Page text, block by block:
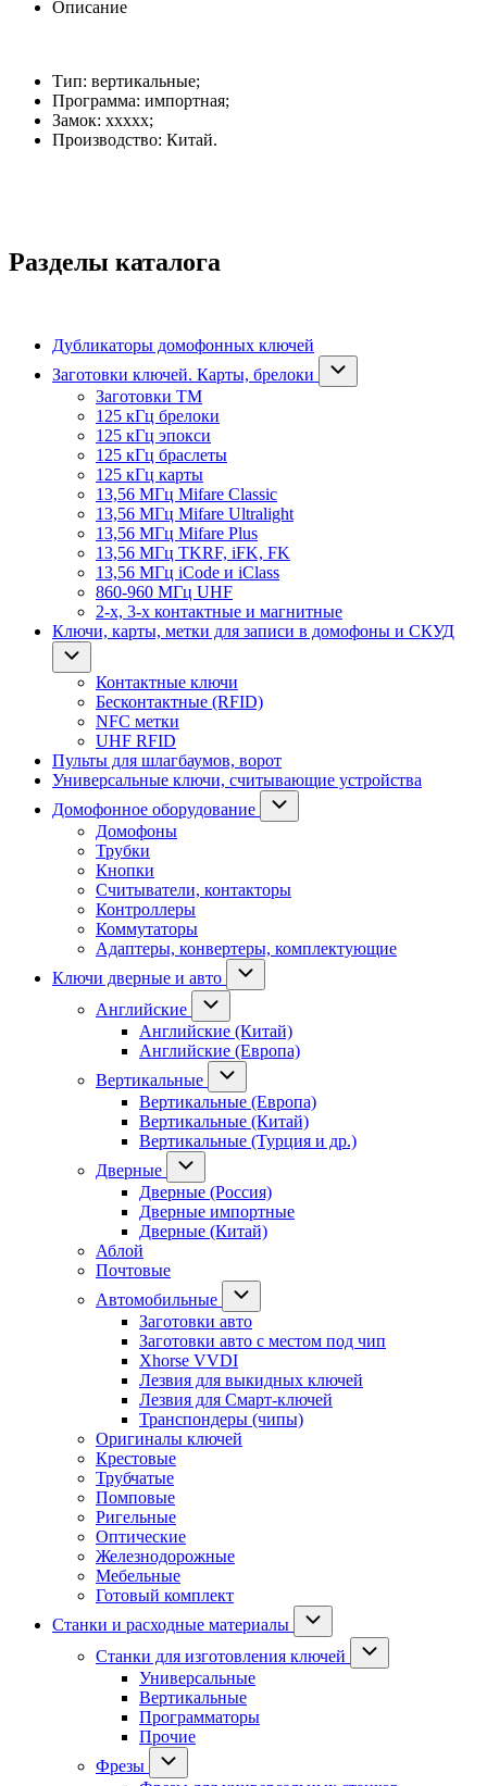
Описание
Тип: вертикальные;
Программа: импортная;
Замок: xxxxx;
Производство: Китай.
Разделы каталога
Дубликаторы домофонных ключей
Заготовки ключей. Карты, брелоки
Заготовки ТМ
125 кГц брелоки
125 кГц эпокси
125 кГц браслеты
125 кГц карты
13,56 МГц Mifare Classic
13,56 МГц Mifare Ultralight
13,56 МГц Mifare Plus
13,56 МГц TKRF, iFK, FK
13,56 МГц iCode и iClass
860-960 МГц UHF
2-х, 3-х контактные и магнитные
Ключи, карты, метки для записи в домофоны и СКУД
Контактные ключи
Бесконтактные (RFID)
NFC метки
UHF RFID
Пульты для шлагбаумов, ворот
Универсальные ключи, считывающие устройства
Домофонное оборудование
Домофоны
Трубки
Кнопки
Считыватели, контакторы
Контроллеры
Коммутаторы
Адаптеры, конвертеры, комплектующие
Ключи дверные и авто
Английские
Английские (Китай)
Английские (Европа)
Вертикальные
Вертикальные (Европа)
Вертикальные (Китай)
Вертикальные (Турция и др.)
Дверные
Дверные (Россия)
Дверные импортные
Дверные (Китай)
Аблой
Почтовые
Автомобильные
Заготовки авто
Заготовки авто с местом под чип
Xhorse VVDI
Лезвия для выкидных ключей
Лезвия для Смарт-ключей
Транспондеры (чипы)
Оригиналы ключей
Крестовые
Трубчатые
Помповые
Ригельные
Оптические
Железнодорожные
Мебельные
Готовый комплект
Станки и расходные материалы
Станки для изготовления ключей
Универсальные
Вертикальные
Программаторы
Прочие
Фрезы